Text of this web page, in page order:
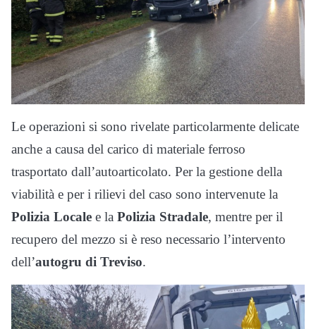
Le operazioni si sono rivelate particolarmente delicate
anche a causa del carico di materiale ferroso
trasportato dall’autoarticolato. Per la gestione della
viabilità e per i rilievi del caso sono intervenute la
Polizia Locale e la Polizia Stradale, mentre per il
recupero del mezzo si è reso necessario l’intervento
dell’autogru di Treviso.